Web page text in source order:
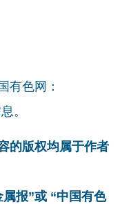
有色网：
。
的版权均属于作者
报”或 “中国有色